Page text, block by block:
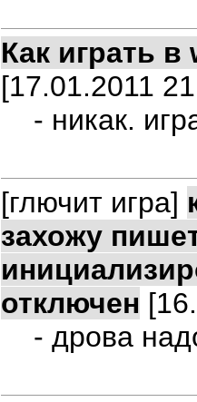
Как играть
[17.01.2011
- никак.
[глючит игра]
захожу
отключен
- дрова